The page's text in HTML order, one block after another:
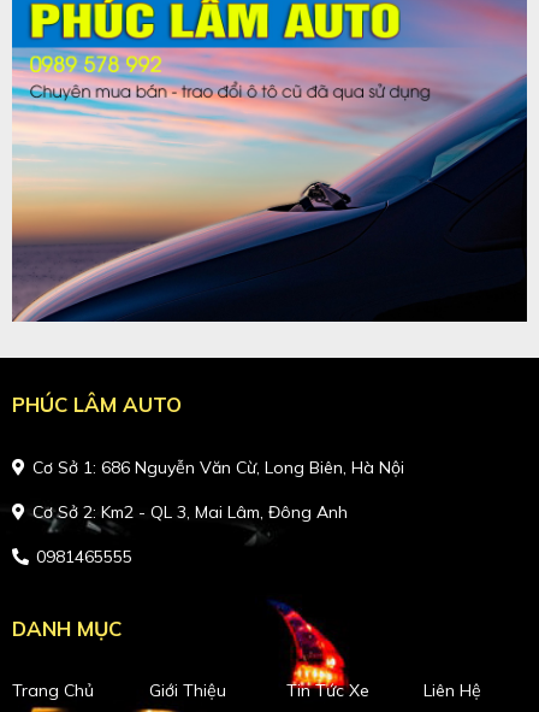
PHÚC LÂM AUTO
Cơ Sở 1: 686 Nguyễn Văn Cừ, Long Biên, Hà Nội
Cơ Sở 2: Km2 - QL 3, Mai Lâm, Đông Anh
0981465555
DANH MỤC
Trang Chủ Giới Thiệu Tin Tức Xe Liên Hệ